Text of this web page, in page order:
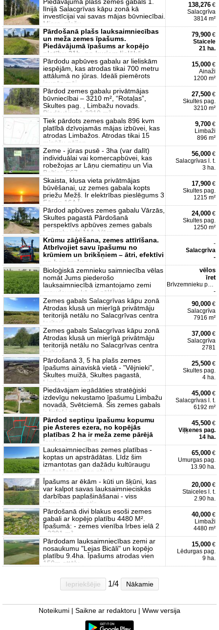
līnijā Salacgrīvas kāpu zonā kā
investīcijai vai savas mājas būvniecībai.
Miera, plašu
138,276 €
Salacgrīva
3814 m²
Pārdošanā plašs lauksaimniecības
un meža zemes īpašums.
Piedāvājumā īpašums ar kopējo
platību 21h, no kuriem lielākā
79,900 €
Staicele
21 ha.
Pārdodu apbūves gabalu ar lieliskām
iespējām, kas atrodas tikai 700 metru
attālumā no jūras. Ideāli piemērots
jaunās māj
15,000 €
Ainaži
1200 m²
Pārdod zemes gabalu privātmājas
būvniecībai – 3210 m², “Rotaļas”,
Skultes pag. , Limbažu novads.
Piedāvājumā 3210 m²
27,500 €
Skultes pag.
3210 m²
Tiek pārdots zemes gabals 896 kvm
platībā dzīvojamās mājas izbūvei, kas
atrodas Limbažos. Atrodas tikai 15
minūšu gājien
9,700 €
Limbaži
896 m²
Zeme - jūras pusē - 3ha (var dalīt)
individuālai vai komercapbūvei, kas
robežojas ar Lāņu ciematiņu un Via
Baltica E67.
56,000 €
Salacgrīvas l. t.
3 ha.
Skaista, klusa vieta privātmājas
būvēšanai, uz zemes gabala kopts
priežu Mežš. Ir elektrības pieslēgums 3
Fāzes 16A Ī
17,900 €
Skultes pag.
1215 m²
Pārdod apbūves zemes gabalu Vārzās,
Skultes pagastā Pārdošanā
perspektīvs apbūves zemes gabals
Lapegļu ielā 11A, Vārz
24,000 €
Skultes pag.
1250 m²
Krūmu zāģēšana, zemes attīrīšana.
Atbrīvojiet savu īpašumu no
krūmiem un brikšņiem – ātri, efektīvi
un bez maksas.
-
Salacgrīva
-
Bioloģiskā zemnieku saimniecība vēlas
nomāt Jums piederošo
lauksaimniecībā izmantojamo zemi
graudaugu, kā arī zālāju aud
vēlos
īret
Brīvzemnieku pag.
-
Zemes gabals Salacgrīvas kāpu zonā
Atrodas klusā un mierīgā privātmāju
teritorijā netālu no Salacgrīvas centra
teritori
90,000 €
Salacgrīva
7916 m²
Zemes gabals Salacgrīvas kāpu zonā
Atrodas klusā un mierīgā privātmāju
teritorijā netālu no Salacgrīvas centra
teritori
37,000 €
Salacgrīva
2781
Pārdošanā 3, 5 ha plašs zemes
īpašums ainaviskā vietā - "Vējnieki",
Skultes muižā, Skultes pagastā,
Limbažu novadā.
25,500 €
Skultes pag.
4 ha.
Piedāvājam iegādāties stratēģiski
izdevīgu nekustamo īpašumu Limbažu
novadā, Svētciemā. Šis zemes gabals
ir lieliski pie
45,000 €
Salacgrīvas l. t.
6192 m²
Pārdod septiņu īpašumu kopumu
pie Asteres ezera, no kopējās
platības 2 ha ir meža zeme pārējā
lauksaimniecībā izmantojam
45,500 €
Viļķenes pag.
14 ha.
Lauksaimniecības zemes platības -
koptas un apstrādātas. Līdz šim
izmantotas gan dažādu kultūraugu
audzēšanai, gan pļauš
65,000 €
Umurgas pag.
13.90 ha.
Īpašums ar ēkām - kūti un šķūni, kas
var kalpot savas lauksaimnieciskās
darbības paplašināšanai - viss
iekopjams un atja
20,000 €
Staiceles l. t.
2.90 ha.
Pārdošanā divi blakus esoši zemes
gabali ar kopējo platību 4480 M².
Īpašumā: - zemes vienība Irbes ielā 2
- 2291 m²
40,000 €
Limbaži
4480 m²
Pārdodam lauksaimniecības zemi ar
nosaukumu "Lejas Bicāli" un kopējo
platību 9.4ha. Īpašums atrodas vien
150m attālu
15,000 €
Lēdurgas pag.
9 ha.
Iepriekšējie 1/4 Nākamie
Noteikumi Saikne ar redaktoru Www versija